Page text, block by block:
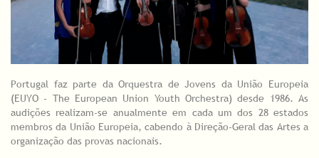
Portugal faz parte da Orquestra de Jovens da União Europeia
(EUYO - The European Union Youth Orchestra) desde 1986. As
audições realizam-se anualmente em cada um dos 28 estados
membros da União Europeia, cabendo à Direção‐Geral das Artes a
organização das provas nacionais.